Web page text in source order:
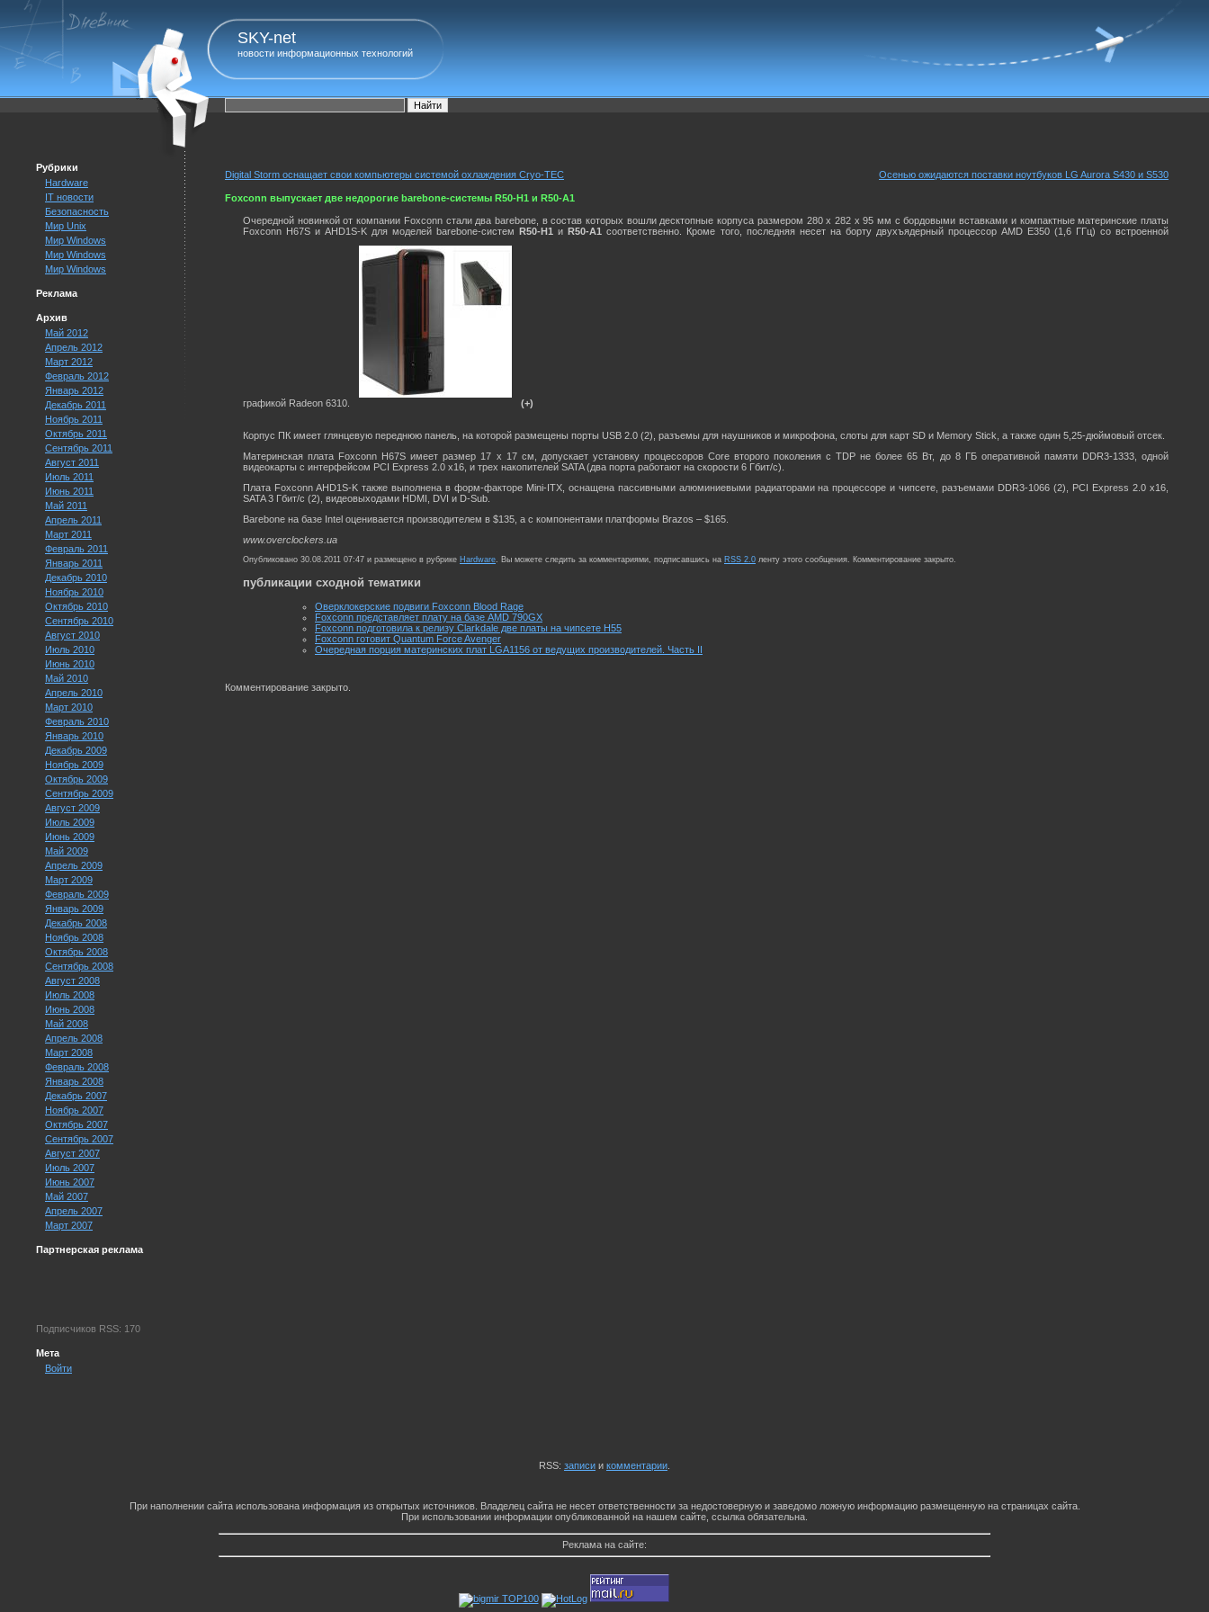
SKY-net
новости информационных технологий
Рубрики
Hardware
IT новости
Безопасность
Мир Unix
Мир Windows
Мир Windows
Мир Windows
Реклама
Архив
Май 2012
Апрель 2012
Март 2012
Февраль 2012
Январь 2012
Декабрь 2011
Ноябрь 2011
Октябрь 2011
Сентябрь 2011
Август 2011
Июль 2011
Июнь 2011
Май 2011
Апрель 2011
Март 2011
Февраль 2011
Январь 2011
Декабрь 2010
Ноябрь 2010
Октябрь 2010
Сентябрь 2010
Август 2010
Июль 2010
Июнь 2010
Май 2010
Апрель 2010
Март 2010
Февраль 2010
Январь 2010
Декабрь 2009
Ноябрь 2009
Октябрь 2009
Сентябрь 2009
Август 2009
Июль 2009
Июнь 2009
Май 2009
Апрель 2009
Март 2009
Февраль 2009
Январь 2009
Декабрь 2008
Ноябрь 2008
Октябрь 2008
Сентябрь 2008
Август 2008
Июль 2008
Июнь 2008
Май 2008
Апрель 2008
Март 2008
Февраль 2008
Январь 2008
Декабрь 2007
Ноябрь 2007
Октябрь 2007
Сентябрь 2007
Август 2007
Июль 2007
Июнь 2007
Май 2007
Апрель 2007
Март 2007
Партнерская реклама
Подписчиков RSS: 170
Мета
Войти
Digital Storm оснащает свои компьютеры системой охлаждения Cryo-TEC Осенью ожидаются поставки ноутбуков LG Aurora S430 и S530
Foxconn выпускает две недорогие barebone-системы R50-H1 и R50-A1
Очередной новинкой от компании Foxconn стали два barebone, в состав которых вошли десктопные корпуса размером 280 x 282 x 95 мм с бордовыми вставками и компактные материнские платы
Foxconn H67S и AHD1S-K для моделей barebone-систем
R50-H1 и R50-A1 соответственно. Кроме того, последняя несет на борту двухъядерный процессор AMD E350 (1,6 ГГц) со встроенной
графикой Radeon 6310. (+)
Корпус ПК имеет глянцевую переднюю панель, на которой размещены порты USB 2.0 (2), разъемы для наушников и микрофона, слоты для карт SD и Memory Stick, а также один 5,25-дюймовый отсек.
Материнская плата Foxconn H67S имеет размер 17 x 17 см, допускает установку процессоров Core второго поколения с TDP не более 65 Вт, до 8 ГБ оперативной памяти DDR3-1333, одной
видеокарты с интерфейсом PCI Express 2.0 x16, и трех накопителей SATA (два порта работают на скорости 6 Гбит/с).
Плата Foxconn AHD1S-K также выполнена в форм-факторе Mini-ITX, оснащена пассивными алюминиевыми радиаторами на процессоре и чипсете, разъемами DDR3-1066 (2), PCI Express 2.0 x16,
SATA 3 Гбит/с (2), видеовыходами HDMI, DVI и D-Sub.
Barebone на базе Intel оценивается производителем в $135, а с компонентами платформы Brazos – $165.
www.overclockers.ua
Опубликовано 30.08.2011 07:47 и размещено в рубрике Hardware. Вы можете следить за комментариями, подписавшись на RSS 2.0 ленту этого сообщения. Комментирование закрыто.
публикации сходной тематики
Оверклокерские подвиги Foxconn Blood Rage
Foxconn представляет плату на базе AMD 790GX
Foxconn подготовила к релизу Clarkdale две платы на чипсете H55
Foxconn готовит Quantum Force Avenger
Очередная порция материнских плат LGA1156 от ведущих производителей. Часть II
Комментирование закрыто.
RSS: записи и комментарии
При наполнении сайта использована информация из открытых источников. Владелец сайта не несет ответственности за недостоверную и заведомо ложную информацию размещенную на страницах сайта.
При использовании информации опубликованной на нашем сайте, ссылка обязательна.
Реклама на сайте: